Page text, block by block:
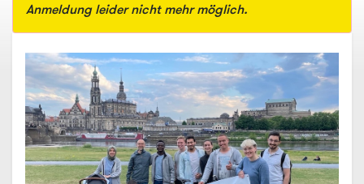
Anmeldung leider nicht mehr möglich.